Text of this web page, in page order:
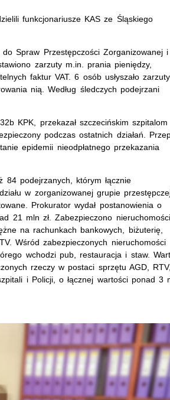
funkcjonariusze KAS ze Śląskiego
Spraw Przestępczości Zorganizowanej i
zarzuty m.in. prania pieniędzy,
faktur VAT. 6 osób usłyszało zarzuty
nią. Według śledczych podejrzani
KPK, przekazał szczecińskim szpitalom
podczas ostatnich działań.
epidemii nieodpłatnego przekazania
podejrzanych, którym łącznie
w zorganizowanej grupie
Prokurator wydał postanowienia o
21 mln zł. Zabezpieczono nieruchomości,
na rachunkach bankowych, biżuterię,
Wśród zabezpieczonych nieruchomości
wchodzi pub, restauracja i staw.
rzeczy w postaci sprzętu AGD, RTV,
i Policji, o łącznej wartości ponad 3